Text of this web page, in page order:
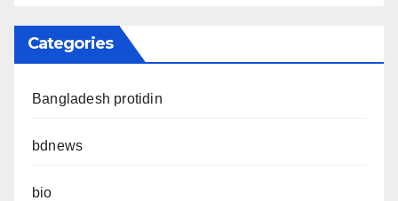
Categories
Bangladesh protidin
bdnews
bio